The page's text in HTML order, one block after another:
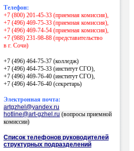
Телефон:
+7 (800) 201-45-33 (приемная комиссия),
+7 (496) 469-75-33 (приемная комиссия),
+7 (496) 469-74-54 (приемная комиссия),
+7 (988) 231-98-88 (представительство
в г. Сочи)
+7 (496) 464-75-37 (колледж)
+7 (496) 464-75-33 (институт СГО),
+7 (496) 469-76-40 (институт СГО),
+7 (496) 464-76-40 (секретарь)
Электронная почта:
artgzhel@yandex.ru
hotline@art-gzhel.ru (вопросы приемной
комиссии)
Список телефонов руководителей
структурных подразделений